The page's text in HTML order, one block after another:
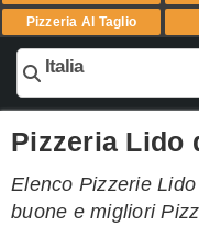
Pizzeria Al Taglio
Italia
Pizzeria Lido
Elenco Pizzerie
buone e migliori